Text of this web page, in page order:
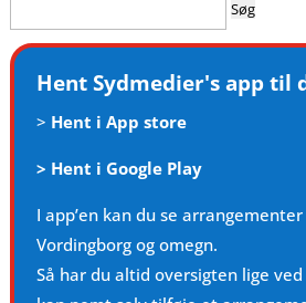
efter:
Hent Sydmedier's app til
> Hent i App store
> Hent i Google Play
I app’en kan du se
Vordingborg og omegn.
Så har du altid oversigten lige